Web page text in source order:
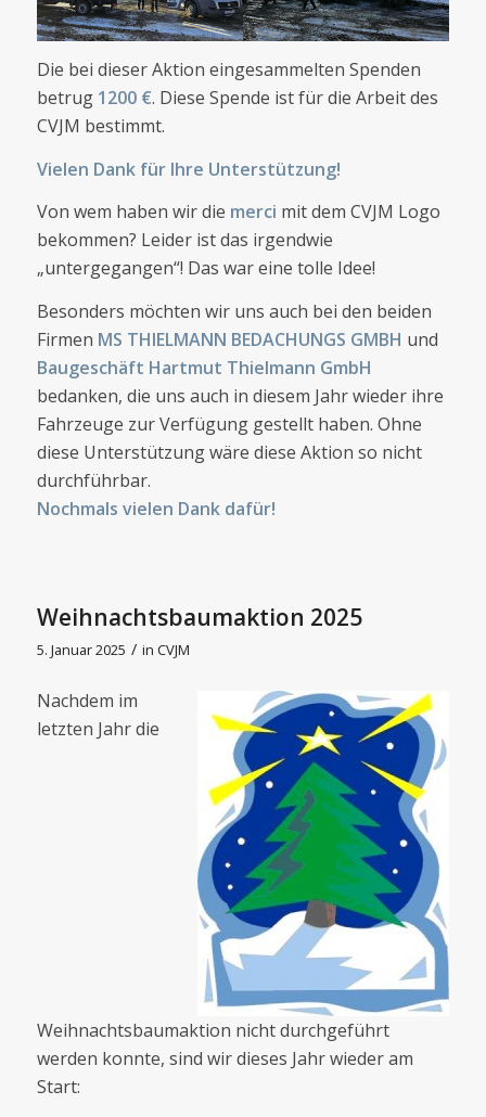
Die bei dieser Aktion eingesammelten Spenden
betrug 1200 €. Diese Spende ist für die Arbeit des
CVJM bestimmt.
Vielen Dank für Ihre Unterstützung!
Von wem haben wir die merci mit dem CVJM Logo
bekommen? Leider ist das irgendwie
„untergegangen“! Das war eine tolle Idee!
Besonders möchten wir uns auch bei den beiden
Firmen MS THIELMANN BEDACHUNGS GMBH und
Baugeschäft Hartmut Thielmann GmbH
bedanken, die uns auch in diesem Jahr wieder ihre
Fahrzeuge zur Verfügung gestellt haben. Ohne
diese Unterstützung wäre diese Aktion so nicht
durchführbar.
Nochmals vielen Dank dafür!
Weihnachtsbaumaktion 2025
5. Januar 2025 / in CVJM
Nachdem im
letzten Jahr die
Weihnachtsbaumaktion nicht durchgeführt
werden konnte, sind wir dieses Jahr wieder am
Start: